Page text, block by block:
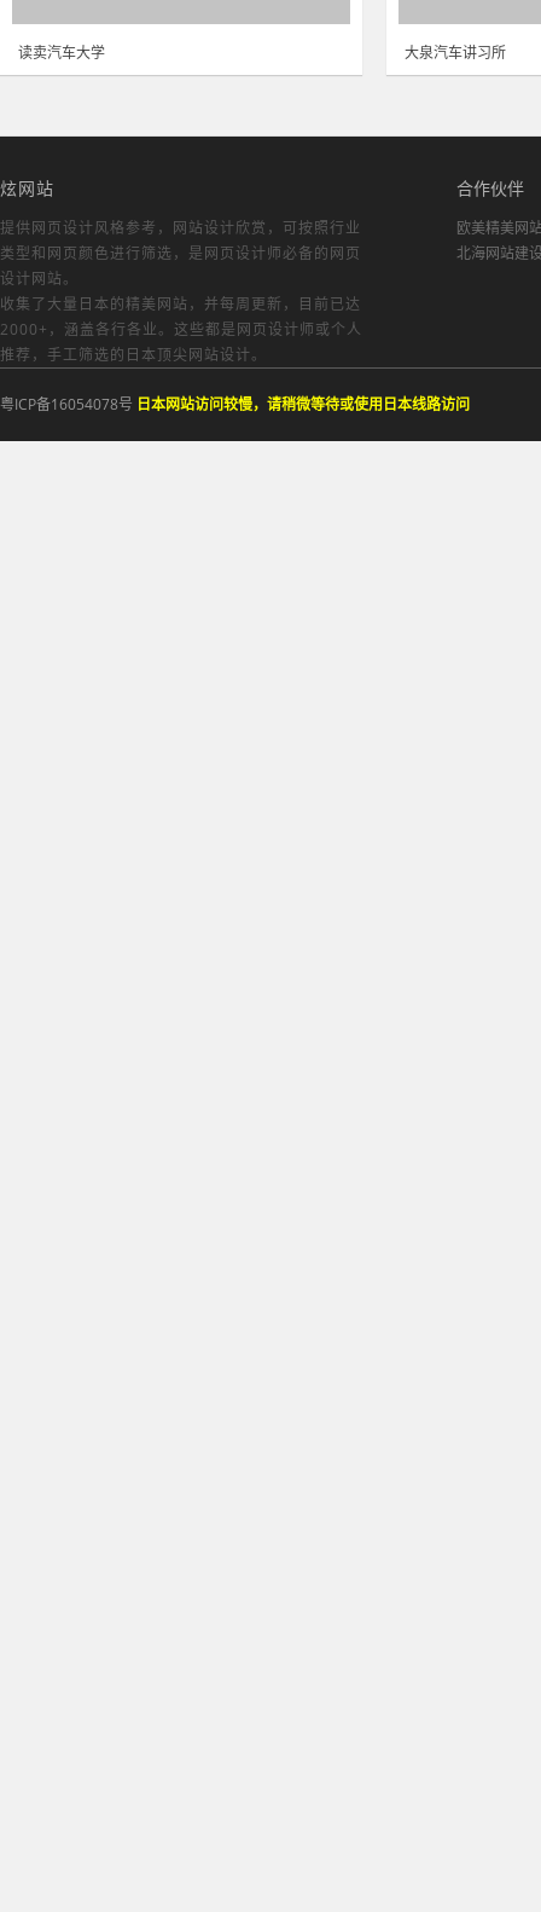
读卖汽车大学 大泉汽车讲习所
炫网站
提供网页设计风格参考， 网站设计欣赏 ，可按照行业
类型和网页颜色进行筛选，是网页设计师必备的网页
设计网站。
收集了大量日本的精美网站，并每周更新，目前已达
2000+，涵盖各行各业。这些都是网页设计师或个人
推荐，手工筛选的日本顶尖网站设计。
合作伙伴
欧美精美网
北海网站建
粤ICP备16054078号 日本网站访问较慢，请稍微等待或使用日本线路访问